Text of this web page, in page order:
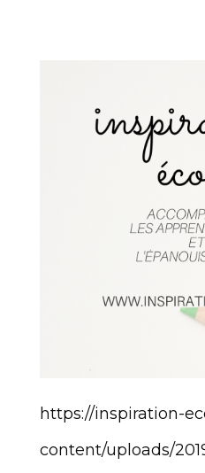
https://inspiration-
content/uploads/